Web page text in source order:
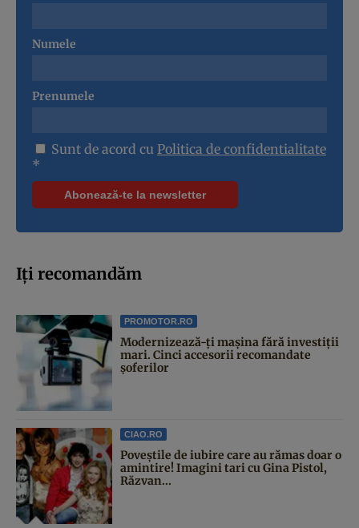
Numele
Prenumele
Sunt de acord cu Politica de confidentialitate
*
Iți recomandăm
PROMOTOR.RO
Modernizează-ți mașina fără investiții
mari. Cinci accesorii recomandate
șoferilor
CIAO.RO
Poveştile de iubire care au rămas doar o
amintire! Imagini tari cu Gina Pistol,
Răzvan...